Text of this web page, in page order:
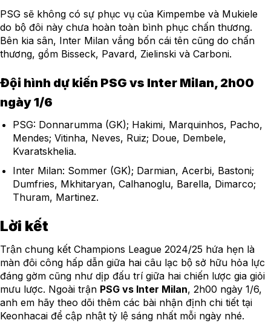
PSG sẽ không có sự phục vụ của Kimpembe và Mukiele
do bộ đôi này chưa hoàn toàn bình phục chấn thương.
Bên kia sân, Inter Milan vắng bốn cái tên cũng do chấn
thương, gồm Bisseck, Pavard, Zielinski và Carboni.
Đội hình dự kiến PSG vs Inter Milan, 2h00
ngày 1/6
PSG: Donnarumma (GK); Hakimi, Marquinhos, Pacho,
Mendes; Vitinha, Neves, Ruiz; Doue, Dembele,
Kvaratskhelia.
Inter Milan: Sommer (GK); Darmian, Acerbi, Bastoni;
Dumfries, Mkhitaryan, Calhanoglu, Barella, Dimarco;
Thuram, Martinez.
Lời kết
Trận chung kết Champions League 2024/25 hứa hẹn là
màn đôi công hấp dẫn giữa hai câu lạc bộ sở hữu hỏa lực
đáng gờm cũng như dịp đấu trí giữa hai chiến lược gia giỏi
mưu lược. Ngoài trận PSG vs Inter Milan, 2h00 ngày 1/6,
anh em hãy theo dõi thêm các bài nhận định chi tiết tại
Keonhacai để cập nhật tỷ lệ sáng nhất mỗi ngày nhé.